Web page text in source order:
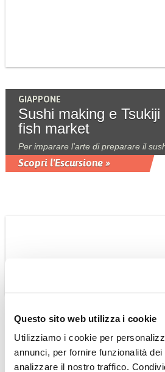
Questo sito web utilizza i cookie
Utilizziamo i cookie per
annunci, per fornire funzionalità
analizzare il nostro traffico.
GIAPPONE
Sushi making e Tsukiji
fish market
Per imparare l'arte di preparare il
Scopri l'Escursione »
SINGAPORE
Tour della città
Escursione che visita tutti i maggiori
luoghi di interesse di Singapore.